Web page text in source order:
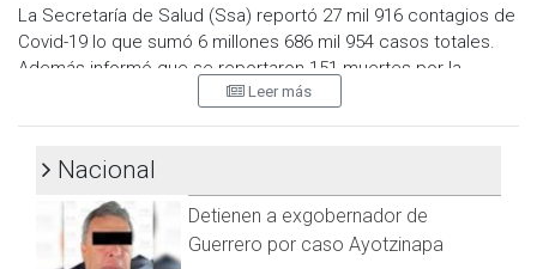
La Secretaría de Salud (Ssa) reportó 27 mil 916 contagios de
Covid-19 lo que sumó 6 millones 686 mil 954 casos totales.
Además informó que se reportaron 151 muertes por la
enfermedad lo que acumuló 327 mil 412 fallecidos.
grupos de edad seleccionados y semanas epidemiológicas
del 2020, 2021 y 2022, en las últimas cinco semanas, la mayor
parte de los casos están presentes en los grupos de 18 a 29
años, seguido del grupo de 30 a 39 años y 40 a 49 años.
Leer más
Nacional
Detienen a exgobernador de
Guerrero por caso Ayotzinapa